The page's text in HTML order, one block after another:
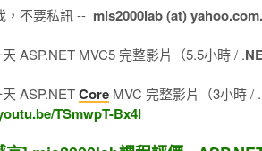
，不要私訊 -- mis2000lab (at)
ASP.NET MVC5 完整影片（5.5小時 / .
ASP.NETCore MVC 完整影片（3小時 /
TSmwpT-Bx4I